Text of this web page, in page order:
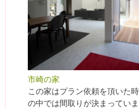
市崎の家
この家はプラン依頼を頂いた
の中では間取りが決まっていま